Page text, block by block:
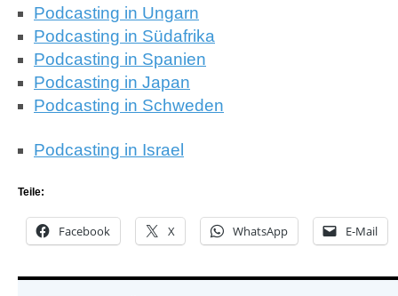
Podcasting in Ungarn
Podcasting in Südafrika
Podcasting in Spanien
Podcasting in Japan
Podcasting in Schweden
Podcasting in Israel
Teile:
Facebook X WhatsApp E-Mail